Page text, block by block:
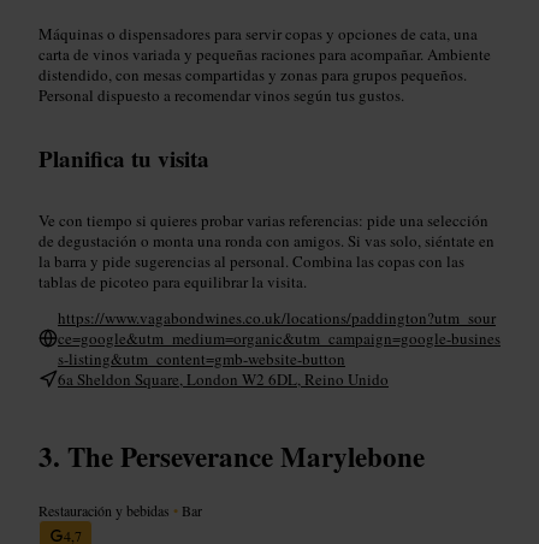
Máquinas o dispensadores para servir copas y opciones de cata, una
carta de vinos variada y pequeñas raciones para acompañar. Ambiente
distendido, con mesas compartidas y zonas para grupos pequeños.
Personal dispuesto a recomendar vinos según tus gustos.
Planifica tu visita
Ve con tiempo si quieres probar varias referencias: pide una selección
de degustación o monta una ronda con amigos. Si vas solo, siéntate en
la barra y pide sugerencias al personal. Combina las copas con las
tablas de picoteo para equilibrar la visita.
https://www.vagabondwines.co.uk/locations/paddington?utm_sour
ce=google&utm_medium=organic&utm_campaign=google-busines
s-listing&utm_content=gmb-website-button
6a Sheldon Square, London W2 6DL, Reino Unido
The Perseverance Marylebone
Restauración y bebidas • Bar
4,7